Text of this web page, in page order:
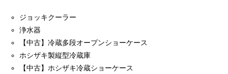
ジョッキクーラー
浄水器
【中古】冷蔵多段オープンショーケース
ホシザキ製縦型冷蔵庫
【中古】ホシザキ冷蔵ショーケース